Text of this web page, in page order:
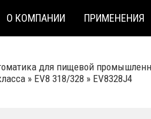
О КОМПАНИИ ПРИМЕНЕНИЯ
для пищевой
» EV8 318/328 » EV8328J4